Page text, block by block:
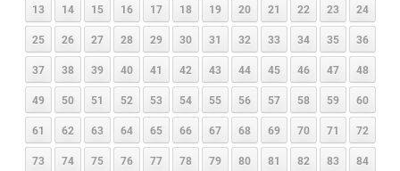
13 14 15 16 17 18 19 20 21 22 23 24
25 26 27 28 29 30 31 32 33 34 35 36
37 38 39 40 41 42 43 44 45 46 47 48
49 50 51 52 53 54 55 56 57 58 59 60
61 62 63 64 65 66 67 68 69 70 71 72
73 74 75 76 77 78 79 80 81 82 83 84